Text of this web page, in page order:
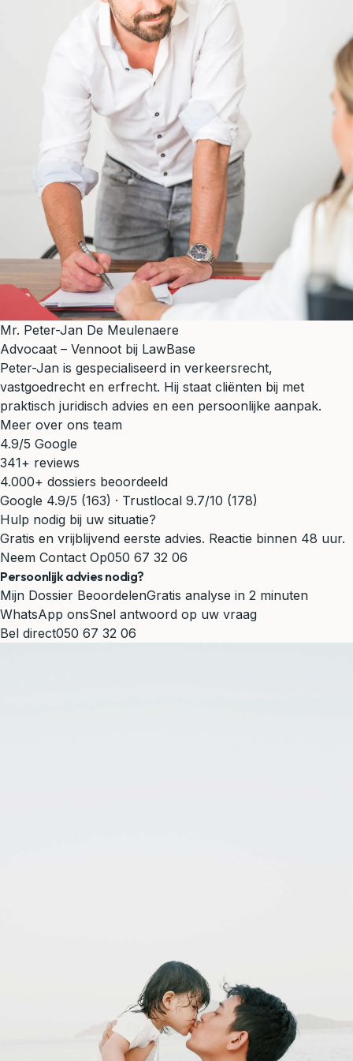
Mr. Peter-Jan De Meulenaere
Advocaat – Vennoot bij LawBase
Peter-Jan is gespecialiseerd in verkeersrecht,
vastgoedrecht en erfrecht. Hij staat cliënten bij met
praktisch juridisch advies en een persoonlijke aanpak.
Meer over ons team
4.9/5 Google
341+ reviews
4.000+ dossiers beoordeeld
Google 4.9/5 (163) · Trustlocal 9.7/10 (178)
Hulp nodig bij uw situatie?
Gratis en vrijblijvend eerste advies. Reactie binnen 48 uur.
Neem Contact Op050 67 32 06
Persoonlijk advies nodig?
Mijn Dossier BeoordelenGratis analyse in 2 minuten
WhatsApp onsSnel antwoord op uw vraag
Bel direct050 67 32 06